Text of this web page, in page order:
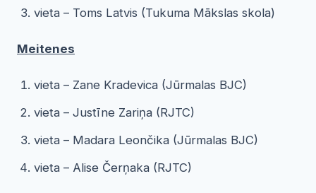
vieta – Toms Latvis (Tukuma Mākslas skola)
Meitenes
vieta – Zane Kradevica (Jūrmalas BJC)
vieta – Justīne Zariņa (RJTC)
vieta – Madara Leončika (Jūrmalas BJC)
vieta – Alise Čerņaka (RJTC)